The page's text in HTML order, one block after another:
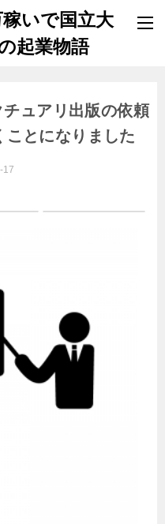
いで国立大
起業物語
チュアリ出版の依頼
とになりました
17